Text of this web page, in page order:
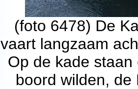
(foto 6478) De
vaart langzaam
Op de kade
boord wilden,